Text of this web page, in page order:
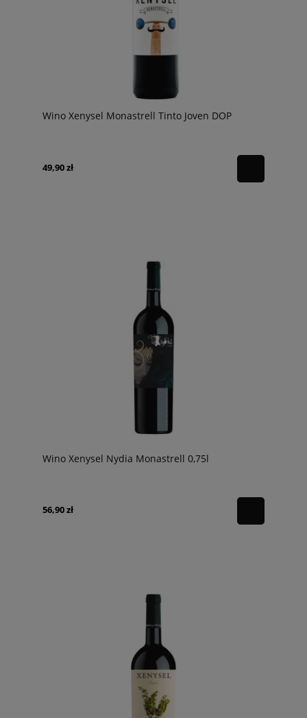
Wino Xenysel Monastrell Tinto Joven DOP
49,90 zł
Wino Xenysel Nydia Monastrell 0,75l
56,90 zł